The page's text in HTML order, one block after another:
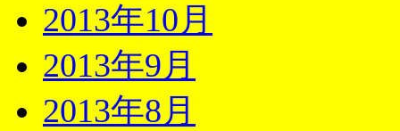
2013年10月
2013年9月
2013年8月